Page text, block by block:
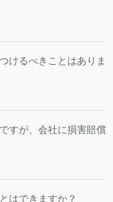
けるべきことはありま
すが、会社に損害賠償
はできますか？